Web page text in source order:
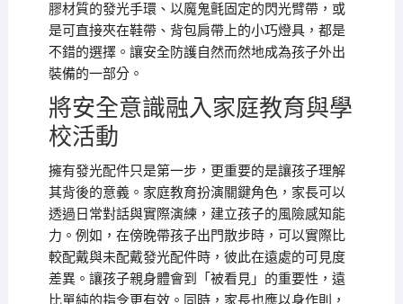
膠材質的發光手環、以魔鬼氈固定的閃光臂帶，或
是可直接夾在鞋帶、背包肩帶上的小巧燈具，都是
不錯的選擇。讓安全防護自然而然地成為孩子外出
裝備的一部分。
將安全意識融入家庭教育與學
校活動
擁有發光配件只是第一步，更重要的是讓孩子理解
其背後的意義。家庭教育扮演關鍵角色，家長可以
透過日常對話與實際演練，建立孩子的風險感知能
力。例如，在傍晚帶孩子出門散步時，可以實際比
較配戴與未配戴發光配件時，彼此在遠處的可見度
差異。讓孩子親身體會到「被看見」的重要性，遠
比單純的指令更有效。同時，家長也應以身作則，